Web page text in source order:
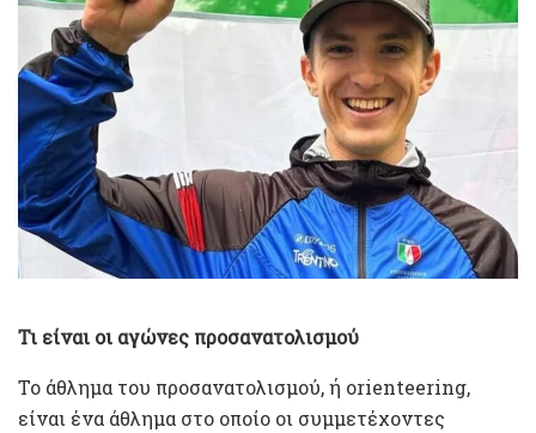
Τι είναι οι αγώνες προσανατολισμού
Το άθλημα του προσανατολισμού, ή orienteering,
είναι ένα άθλημα στο οποίο οι συμμετέχοντες